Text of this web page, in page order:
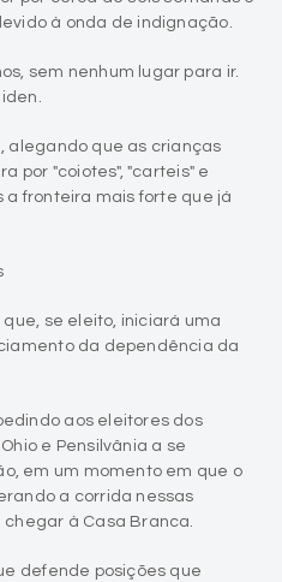
à onda de indignação.
sem nenhum lugar para ir.
alegando que as crianças
por "coiotes", "carteis" e
a fronteira mais forte que já
se eleito, iniciará uma
da dependência da
aos eleitores dos
e Pensilvânia a se
em um momento em que o
a corrida nessas
à Casa Branca.
defende posições que